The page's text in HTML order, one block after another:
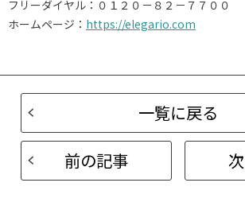
フリーダイヤル：０１２０－８２－７７００
ホームページ： https://elegario.com
一覧に戻る
前の記事